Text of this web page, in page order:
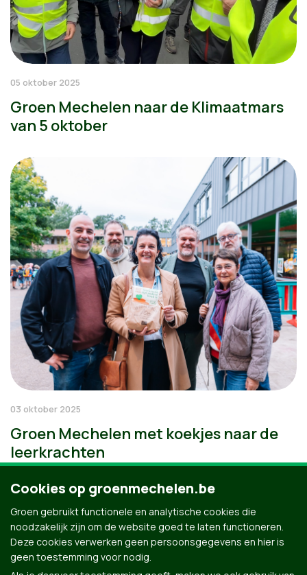
05 oktober 2025
Groen Mechelen naar de Klimaatmars
van 5 oktober
03 oktober 2025
Groen Mechelen met koekjes naar de
leerkrachten
Cookies op groenmechelen.be
Groen gebruikt functionele en analytische cookies die
noodzakelijk zijn om de website goed te laten functioneren.
Deze cookies verwerken geen persoonsgegevens en hier is
geen toestemming voor nodig.